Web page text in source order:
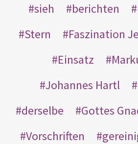
sieh
berichten
Stern
Faszination
Einsatz
Johannes Hartl
derselbe
Gottes
Vorschriften